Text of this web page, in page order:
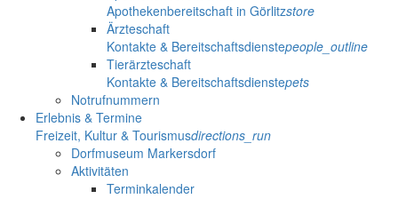
Apothekenbereitschaft in Görlitzstore
Ärzteschaft
Kontakte & Bereitschaftsdienstepeople_outline
Tierärzteschaft
Kontakte & Bereitschaftsdienstepets
Notrufnummern
Erlebnis & Termine
Freizeit, Kultur & Tourismusdirections_run
Dorfmuseum Markersdorf
Aktivitäten
Terminkalender